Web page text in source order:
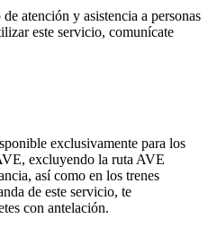
atención y asistencia a personas
este servicio, comunícate
exclusivamente para los
excluyendo la ruta AVE
así como en los trenes
de este servicio, te
con antelación.